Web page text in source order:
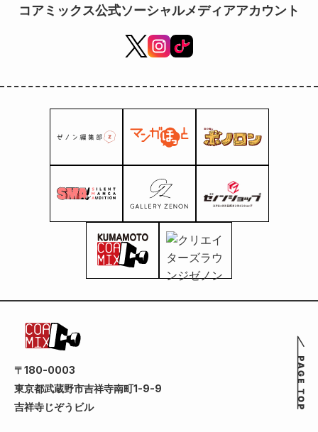
コアミックス公式ソーシャルメディアアカウント
〒180-0003
東京都武蔵野市吉祥寺南町1-9-9
吉祥寺じぞうビル